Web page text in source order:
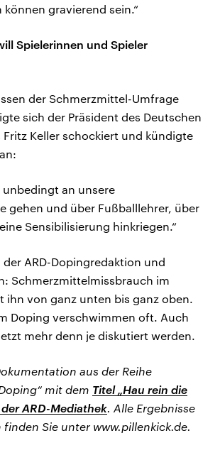
gravierend sein.“
Spielerinnen und Spieler
der Schmerzmittel-Umfrage
sich der Präsident des Deutschen
Fritz Keller schockiert und kündigte
unbedingt an unsere
gehen und über Fußballlehrer, über
Sensibilisierung hinkriegen.“
der ARD-Dopingredaktion und
Schmerzmittelmissbrauch im
ihn von ganz unten bis ganz oben.
Doping verschwimmen oft. Auch
mehr denn je diskutiert werden.
aus der Reihe
mit dem Titel „Hau rein die
ARD-Mediathek. Alle Ergebnisse
finden Sie unter www.pillenkick.de.